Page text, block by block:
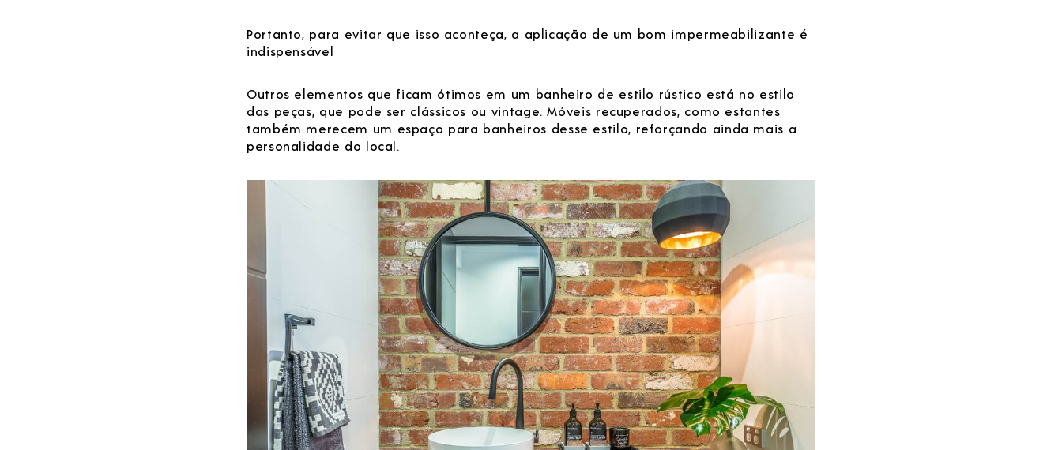
NOME
E-MAIL
Portanto, para evitar que isso aconteça, a aplicação de um bom impermeabilizante é
indispensável
Outros elementos que ficam ótimos em um banheiro de estilo rústico está no estilo
das peças, que pode ser clássicos ou vintage. Móveis recuperados, como estantes
também merecem um espaço para banheiros desse estilo, reforçando ainda mais a
personalidade do local.